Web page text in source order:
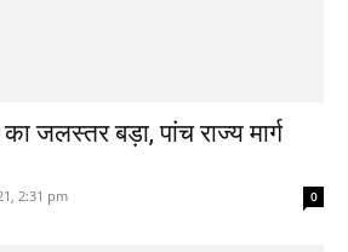
का जलस्तर बड़ा, पांच राज्य मार्ग
2:31 pm 0